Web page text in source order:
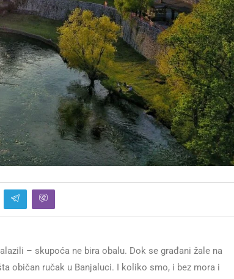
– skupoća ne bira obalu. Dok se građani žale na
običan ručak u Banjaluci. I koliko smo, i bez mora i